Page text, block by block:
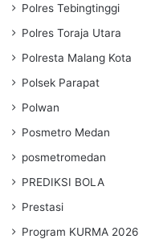
Polres Tebingtinggi
Polres Toraja Utara
Polresta Malang Kota
Polsek Parapat
Polwan
Posmetro Medan
posmetromedan
PREDIKSI BOLA
Prestasi
Program KURMA 2026